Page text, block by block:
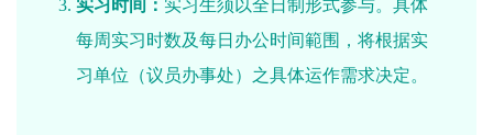
实习时间： 实习生须以全日制形式参与。具体
每周实习时数及每日办公时间範围，将根据实
习单位（议员办事处）之具体运作需求决定。